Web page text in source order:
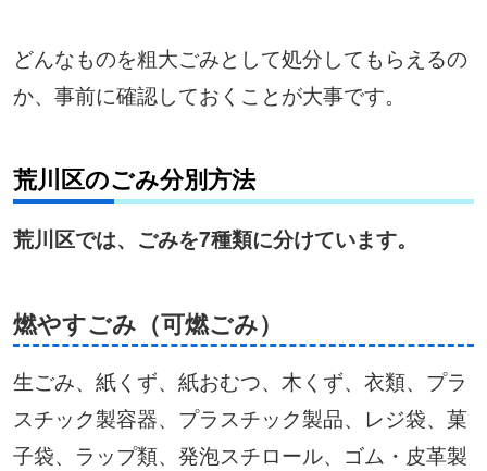
どんなものを粗大ごみとして処分してもらえるの
か、事前に確認しておくことが大事です。
荒川区のごみ分別方法
荒川区では、ごみを7種類に分けています。
燃やすごみ（可燃ごみ）
生ごみ、紙くず、紙おむつ、木くず、衣類、プラ
スチック製容器、プラスチック製品、レジ袋、菓
子袋、ラップ類、発泡スチロール、ゴム・皮革製